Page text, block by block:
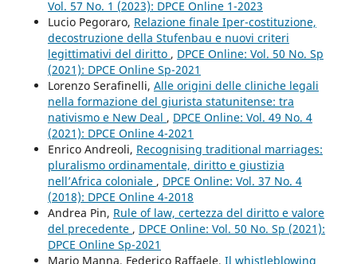
Vol. 57 No. 1 (2023): DPCE Online 1-2023
Lucio Pegoraro, Relazione finale Iper-costituzione,
decostruzione della Stufenbau e nuovi criteri
legittimativi del diritto , DPCE Online: Vol. 50 No. Sp
(2021): DPCE Online Sp-2021
Lorenzo Serafinelli, Alle origini delle cliniche legali
nella formazione del giurista statunitense: tra
nativismo e New Deal , DPCE Online: Vol. 49 No. 4
(2021): DPCE Online 4-2021
Enrico Andreoli, Recognising traditional marriages:
pluralismo ordinamentale, diritto e giustizia
nell’Africa coloniale , DPCE Online: Vol. 37 No. 4
(2018): DPCE Online 4-2018
Andrea Pin, Rule of law, certezza del diritto e valore
del precedente , DPCE Online: Vol. 50 No. Sp (2021):
DPCE Online Sp-2021
Mario Manna, Federico Raffaele, Il whistleblowing